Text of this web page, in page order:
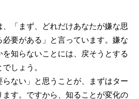
、「まず、どれだけあなたが嫌な思
必要がある」と言っています。嫌な
知らないことには、戻そうとする
しょう。
らない」と思うことが、まずはター
ます。ですから、知ることが変化の